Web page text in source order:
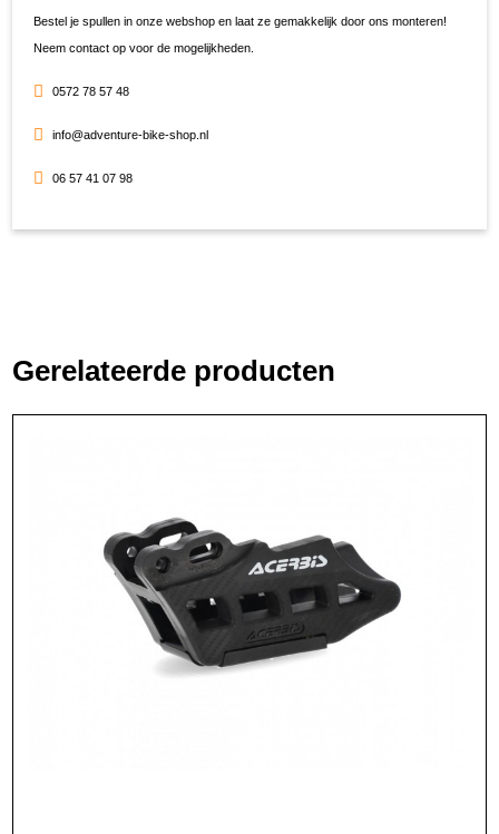
Bestel je spullen in onze webshop en laat ze gemakkelijk door ons monteren!
Neem contact op voor de mogelijkheden.
0572 78 57 48
info@adventure-bike-shop.nl
06 57 41 07 98
Gerelateerde producten